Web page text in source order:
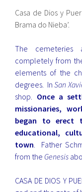
Casa de Dios y
Brama do Nieba’.
The cemeteries
completely from
elements of the
degrees. InSan
shop. Once a
missionaries,
began to erect
educational,
town. Father
from the Genesis
CASA DE DIOS Y